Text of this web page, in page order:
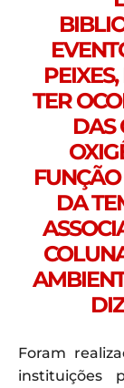
TER
DAS
DA
Foram
instituições